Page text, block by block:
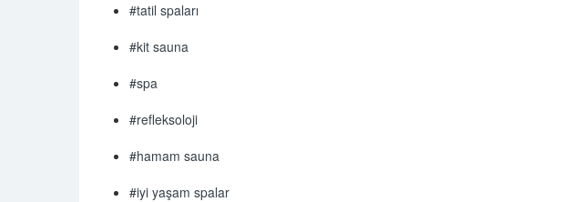
#tatil spaları
#kit sauna
#spa
#refleksoloji
#hamam sauna
#iyi yaşam spalar